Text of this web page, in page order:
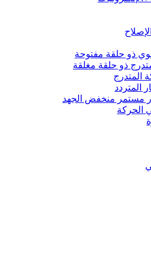
ذو حلقة مفتوحة
ذو حلقة مغلقة
المتدرج
المتردد
مستمر منخفض الجهد
الحركة